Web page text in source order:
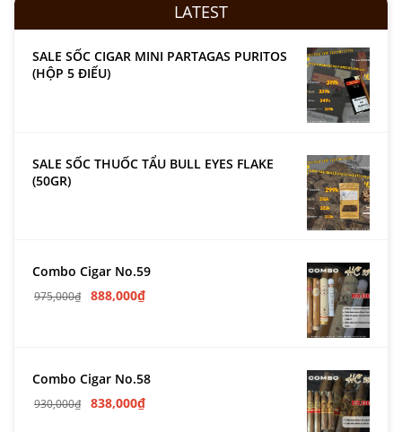
LATEST
SALE SỐC CIGAR MINI PARTAGAS PURITOS
(HỘP 5 ĐIẾU)
SALE SỐC THUỐC TẨU BULL EYES FLAKE
(50GR)
Combo Cigar No.59
975,000₫ 888,000₫
Combo Cigar No.58
930,000₫ 838,000₫